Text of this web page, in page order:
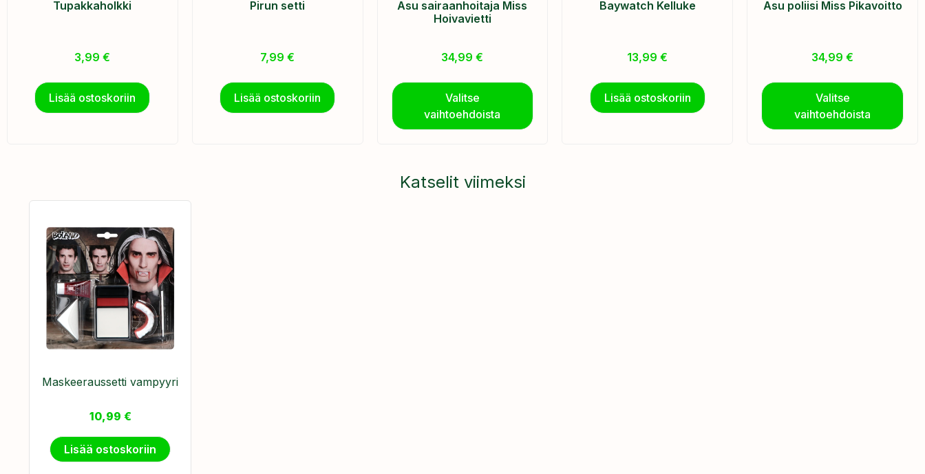
Tupakkaholkki
3,99€
Lisää ostoskoriin
Pirun setti
7,99€
Lisää ostoskoriin
Asu sairaanhoitaja Miss
Hoivavietti
34,99€
Valitse
vaihtoehdoista
Baywatch Kelluke
13,99€
Lisää ostoskoriin
Asu poliisi Miss Pikavoitto
34,99€
Valitse
vaihtoehdoista
Katselit viimeksi
Maskeeraussetti vampyyri
10,99 €
Lisää ostoskoriin